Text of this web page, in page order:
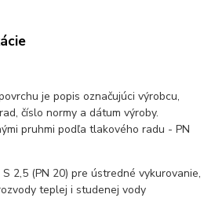
je popis označujúci výrobcu,
číslo normy a dátum výroby.
pruhmi podľa tlakového radu - PN
2,5 (PN 20) pre ústredné vykurovanie,
teplej i studenej vody